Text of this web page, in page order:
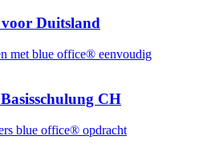
Duitsland
met blue office® eenvoudig
CH
blue office® opdracht